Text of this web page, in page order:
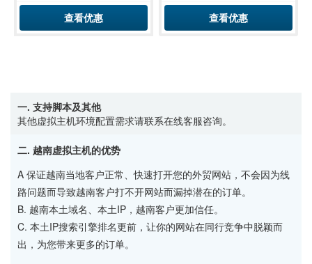
查看优惠 查看优惠
一. 支持脚本及其他
其他虚拟主机环境配置需求请联系在线客服咨询。
二. 越南虚拟主机的优势
A 保证越南当地客户正常、快速打开您的外贸网站，不会因为线
路问题而导致越南客户打不开网站而漏掉潜在的订单。
B. 越南本土域名、本土IP，越南客户更加信任。
C. 本土IP搜索引擎排名更前，让你的网站在同行竞争中脱颖而
出，为您带来更多的订单。